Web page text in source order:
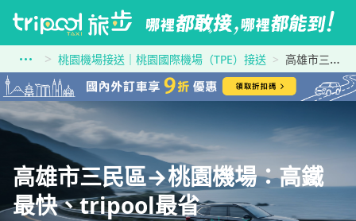
桃園機場接送｜桃園國際機場（TPE）接送 高雄市三民區到桃園機場
高雄市三民區→桃園機場：高鐵
最快、tripool最省